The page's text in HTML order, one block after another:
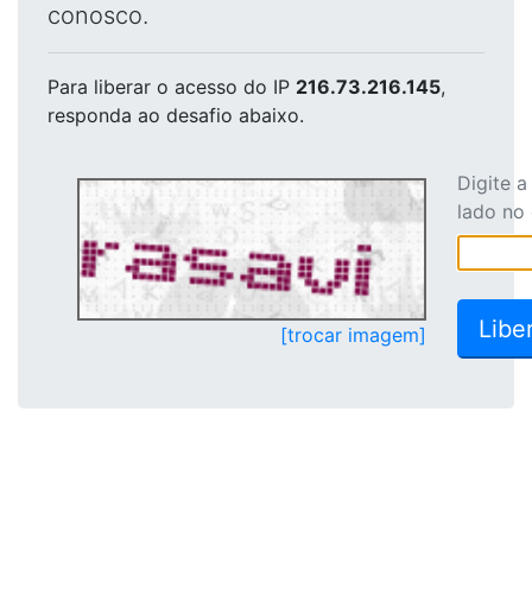
conosco.
Para liberar o acesso do IP 216.73.216.145,
responda ao desafio abaixo.
[trocar imagem]
Digite
lado no